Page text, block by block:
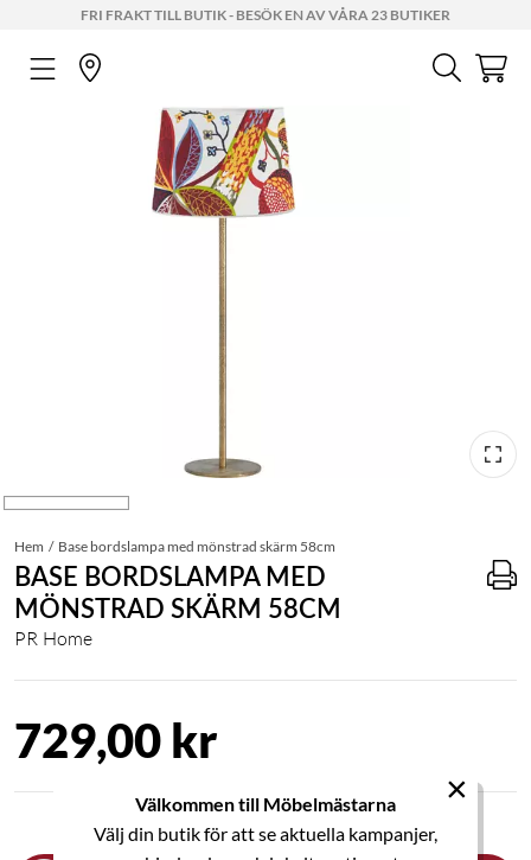
FRI FRAKT TILL BUTIK - BESÖK EN AV VÅRA 23 BUTIKER
Välkommen till Möbelmästarna
Välj din butik för att se aktuella kampanjer,
×
Hem Base bordslampa med mönstrad skärm 58cm
BASE BORDSLAMPA MED
MÖNSTRAD SKÄRM 58CM
PR Home
729,00 kr